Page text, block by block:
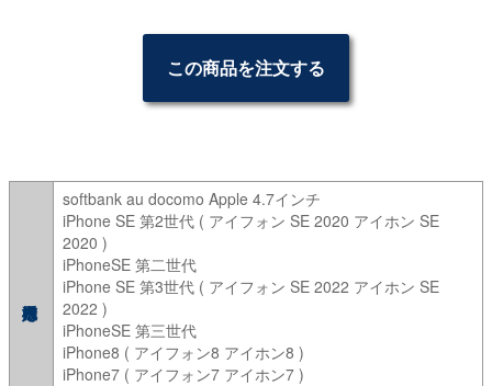
この商品を注文する
softbank au docomo Apple 4.7インチ
iPhone SE 第2世代 ( アイフォン SE 2020 アイホン SE
2020 )
iPhoneSE 第二世代
iPhone SE 第3世代 ( アイフォン SE 2022 アイホン SE
2022 )
iPhoneSE 第三世代
iPhone8 ( アイフォン8 アイホン8 )
iPhone7 ( アイフォン7 アイホン7 )